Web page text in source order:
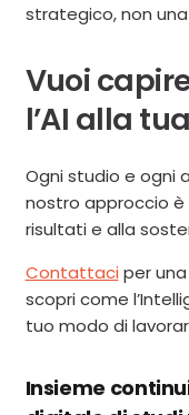
strategico, non
Vuoi
l’AI alla
Ogni studio e ogni
nostro approccio è
risultati e alla
Contattaci per
scopri come
tuo modo di
Insieme